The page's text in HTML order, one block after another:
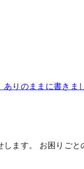
りのままに書きま
します。 お困りごと